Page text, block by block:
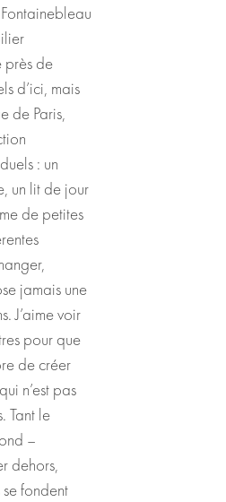
près de
d’ici, mais
de Paris,
: un
un lit de jour
de petites
jamais une
J’aime voir
pour que
de créer
n’est pas
Tant le
–
dehors,
fondent